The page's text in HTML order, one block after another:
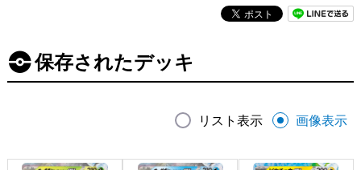
保存されたデッキ
リスト表示 画像表示